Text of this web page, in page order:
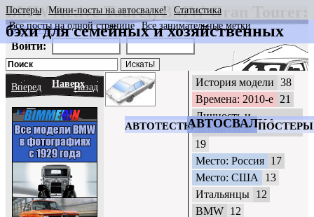
CrazyWheels
АВТОТЕСТЫАВТОСВАЛКАПОСТЕРЫ
Постеры Мини-посты на автосвалке!
Статистика
Все посты на одной странице
Все занимательные метки
Войти:
Вперед НаверхНазад История модели 38
Времена: 2010-е 21
Личность и
автомобиль
19
Место: Россия 17
Место: США
13
Итальянцы 12
BMW 12
BMW Active Tourer, BMW Gran Tourer:
бэхи для семейных и хозяйственных